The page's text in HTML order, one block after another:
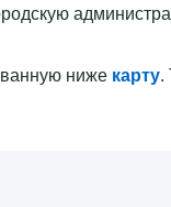
ниже карту.